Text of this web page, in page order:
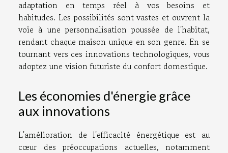
adaptation en temps réel à vos besoins et
habitudes. Les possibilités sont vastes et ouvrent la
voie à une personnalisation poussée de l'habitat,
rendant chaque maison unique en son genre. En se
tournant vers ces innovations technologiques, vous
adoptez une vision futuriste du confort domestique.
Les économies d'énergie grâce
aux innovations
L'amélioration de l'efficacité énergétique est au
cœur des préoccupations actuelles, notamment